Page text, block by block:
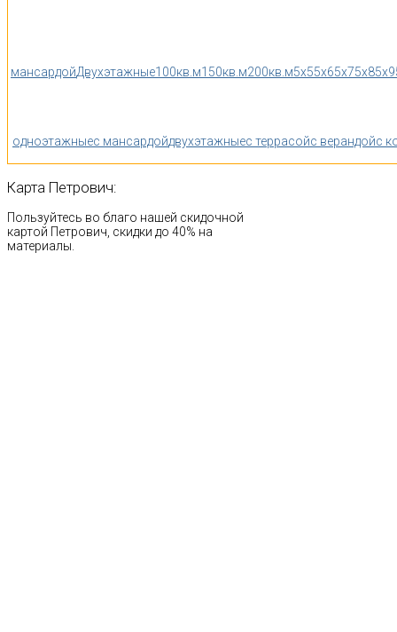
мансардойДвухэтажные100кв.м150кв.м200кв.м5x55x65x75x85x9
одноэтажныес мансардойдвухэтажныес террасойс верандойс
Карта Петрович:
Пользуйтесь во благо нашей скидочной
картой Петрович, скидки до 40% на
материалы.